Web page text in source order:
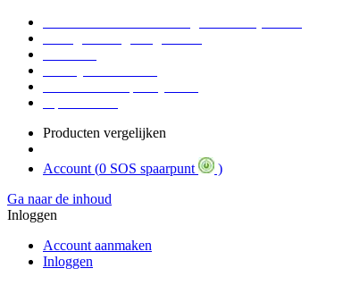
Producten vergelijken
Account (0 SOS spaarpunt
)
Ga naar de inhoud
Inloggen
Account aanmaken
Inloggen